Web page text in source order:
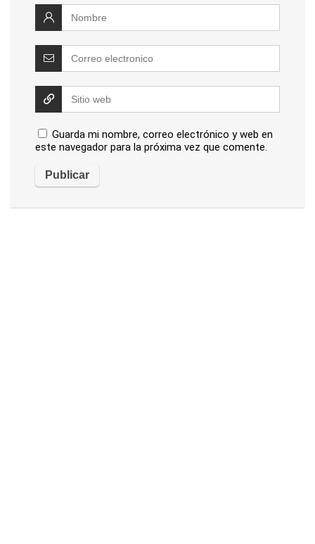
Guarda mi nombre, correo electrónico y web en
este navegador para la próxima vez que comente.